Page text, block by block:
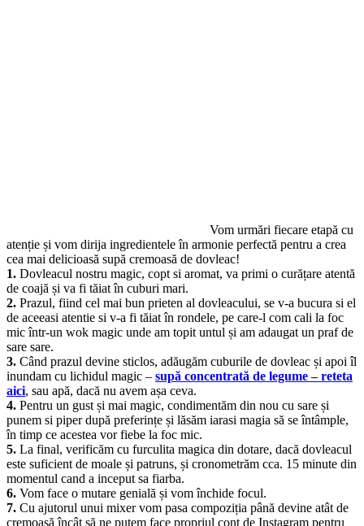
Vom urmări fiecare etapă cu
atenție și vom dirija ingredientele în armonie perfectă pentru a crea
cea mai delicioasă supă cremoasă de dovleac!
1. Dovleacul nostru magic, copt si aromat, va primi o curățare atentă
de coajă și va fi tăiat în cuburi mari.
2. Prazul, fiind cel mai bun prieten al dovleacului, se v-a bucura si el
de aceeasi atentie si v-a fi tăiat în rondele, pe care-l com cali la foc
mic într-un wok magic unde am topit untul și am adaugat un praf de
sare sare.
3. Când prazul devine sticlos, adăugăm cuburile de dovleac și apoi îl
inundam cu lichidul magic – supă concentrată de legume – reteta
aici, sau apă, dacă nu avem așa ceva.
4. Pentru un gust și mai magic, condimentăm din nou cu sare și
punem si piper după preferințe și lăsăm iarasi magia să se întâmple,
în timp ce acestea vor fiebe la foc mic.
5. La final, verificăm cu furculita magica din dotare, dacă dovleacul
este suficient de moale și patruns, și cronometrăm cca. 15 minute din
momentul cand a inceput sa fiarba.
6. Vom face o mutare genială și vom închide focul.
7. Cu ajutorul unui mixer vom pasa compoziția până devine atât de
cremoasă încât să ne putem face propriul cont de Instagram pentru